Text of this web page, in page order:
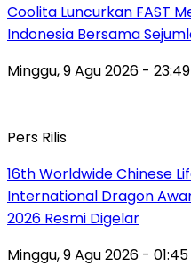
Coolita Luncurkan FAST
Indonesia Bersama
Minggu, 9 Agu 2026 -
Pers Rilis
16th Worldwide Chinese
International Dragon
2026 Resmi Digelar
Minggu, 9 Agu 2026 - 01:45